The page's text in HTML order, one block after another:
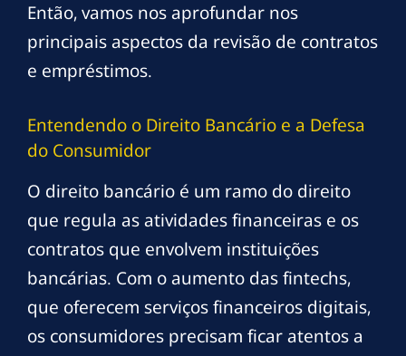
Então, vamos nos aprofundar nos
principais aspectos da revisão de contratos
e empréstimos.
Entendendo o Direito Bancário e a Defesa
do Consumidor
O direito bancário é um ramo do direito
que regula as atividades financeiras e os
contratos que envolvem instituições
bancárias. Com o aumento das fintechs,
que oferecem serviços financeiros digitais,
os consumidores precisam ficar atentos a